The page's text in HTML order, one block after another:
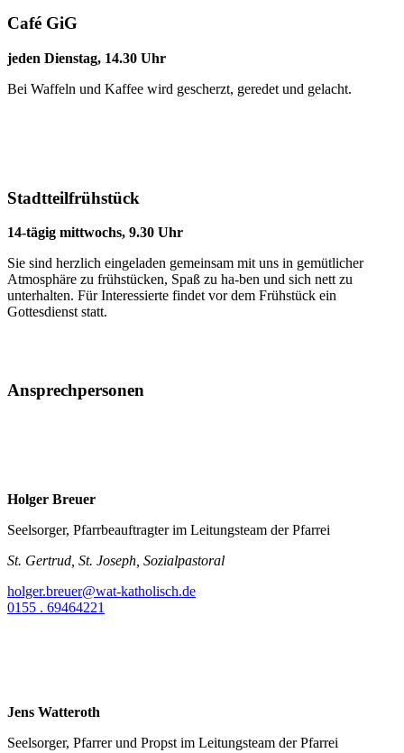
Café GiG
jeden Dienstag, 14.30 Uhr
Bei Waffeln und Kaffee wird gescherzt, geredet und gelacht.
Stadtteilfrühstück
14-tägig mittwochs, 9.30 Uhr
Sie sind herzlich eingeladen gemeinsam mit uns in gemütlicher
Atmosphäre zu frühstücken, Spaß zu ha-ben und sich nett zu
unterhalten. Für Interessierte findet vor dem Frühstück ein
Gottesdienst statt.
Ansprechpersonen
Holger Breuer
Seelsorger, Pfarrbeauftragter im Leitungsteam der Pfarrei
St. Gertrud, St. Joseph, Sozialpastoral
holger.breuer@wat-katholisch.de
0155 . 69464221
Jens Watteroth
Seelsorger, Pfarrer und Propst im Leitungsteam der Pfarrei